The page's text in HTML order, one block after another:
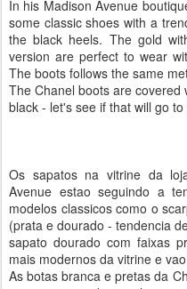
In his Madison Avenue
some classic shoes with a
the black heels. The gold
version are perfect to wear
The boots follows the same
The Chanel boots are covered
black - let's see if that will go
Os sapatos na vitrine da
Avenue estao seguindo a
modelos classicos como o
(prata e dourado - tendencia
sapato dourado com faixas
mais modernos da vitrine e
As botas branca e pretas da